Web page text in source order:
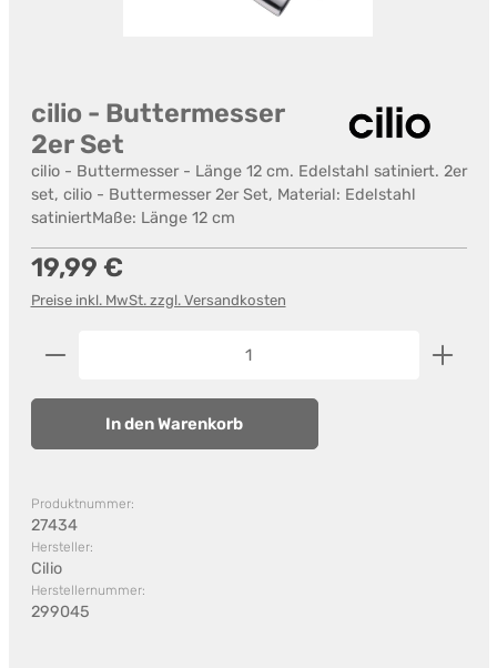
cilio - Buttermesser
2er Set
cilio - Buttermesser - Länge 12 cm. Edelstahl satiniert. 2er
set, cilio - Buttermesser 2er Set, Material: Edelstahl
satiniertMaße: Länge 12 cm
Regulärer Preis:
19,99 €
Preise inkl. MwSt. zzgl. Versandkosten
Produkt Anzahl: Gib den gewünschten Wert ein
In den Warenkorb
Produktnummer:
27434
Hersteller:
Cilio
Herstellernummer:
299045